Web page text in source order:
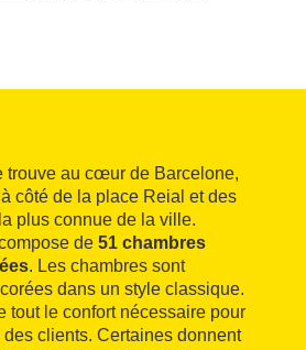
trouve au cœur de Barcelone,
côté de la place Reial et des
plus connue de la ville.
de 51 chambres
. Les chambres sont
dans un style classique.
tout le confort nécessaire pour
clients. Certaines donnent